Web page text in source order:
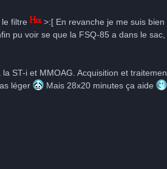
filtre
>:[ En revanche je me suis
pu voir se que la FSQ-85 a dans le
ST-i et MMOAG. Acquisition et
léger
Mais 28x20 minutes ça aide